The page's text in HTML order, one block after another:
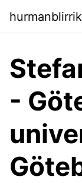
-